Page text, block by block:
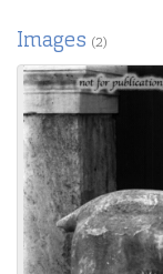
Images (2)